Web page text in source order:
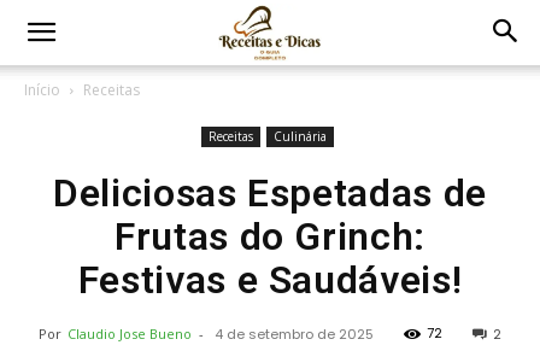
Início Receitas
Receitas Culinária
Deliciosas Espetadas de
Frutas do Grinch:
Festivas e Saudáveis!
Por Claudio Jose Bueno - 4 de setembro de 2025 72 2